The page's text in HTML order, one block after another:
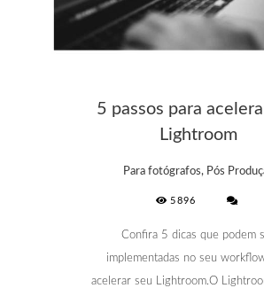
5 passos para
Lightroom
Para fotógrafos, Pós
5896
Confira 5 dicas que podem
implementadas no seu
acelerar seu Lightroom.O